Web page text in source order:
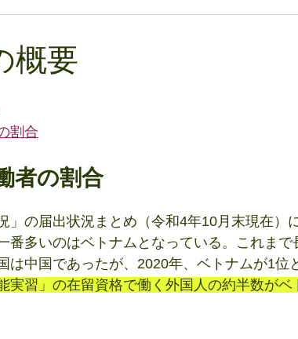
活のサポート
概要
割合
者の割合
」の届出状況まとめ（令和4年10月末現在）
番多いのはベトナムとなっている。これまで
は中国であったが、2020年、ベトナムが1位
実習」の在留資格で働く外国人の約半数がベ